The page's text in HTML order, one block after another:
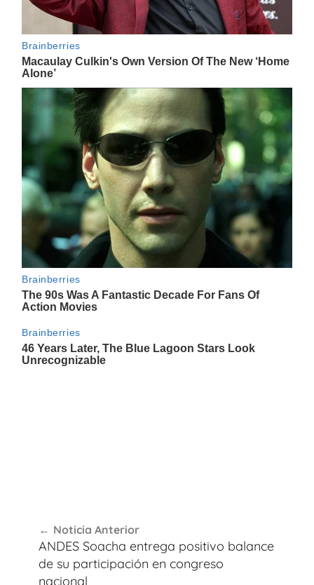
de
entradas
Noticia Anterior
ANDES Soacha entrega positivo balance
de su participación en congreso
nacional